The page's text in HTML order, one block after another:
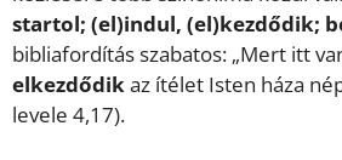
startol; (el)indul, (el)kezdődik;
bibliafordítás szabatos: „Mert itt
elkezdődikaz ítélet Isten háza
levele 4,17).